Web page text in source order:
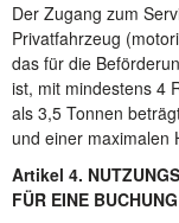
Der Zugang zum
Privatfahrzeug
das für die
ist, mit mindestens 4
als 3,5 Tonnen
und einer maximalen
Artikel 4.
FÜR EINE BUCHUNG